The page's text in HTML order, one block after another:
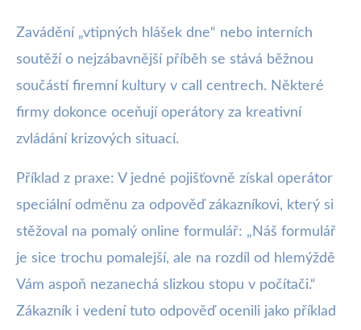
Zavádění „vtipných hlášek dne“ nebo interních
soutěží o nejzábavnější příběh se stává běžnou
součástí firemní kultury v call centrech. Některé
firmy dokonce oceňují operátory za kreativní
zvládání krizových situací.
Příklad z praxe: V jedné pojišťovně získal operátor
speciální odměnu za odpověď zákazníkovi, který si
stěžoval na pomalý online formulář: „Náš formulář
je sice trochu pomalejší, ale na rozdíl od hlemýždě
Vám aspoň nezanechá slizkou stopu v počítači.“
Zákazník i vedení tuto odpověď ocenili jako příklad